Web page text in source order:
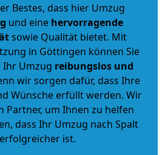
Bestes, dass hier Umzug
und eine hervorragende
sowie Qualität bietet. Mit
in Göttingen können Sie
Ihr Umzug reibungslos und
wir sorgen dafür, dass Ihre
Wünsche erfüllt werden. Wir
Partner, um Ihnen zu helfen
dass Ihr Umzug nach Spalt
ist.